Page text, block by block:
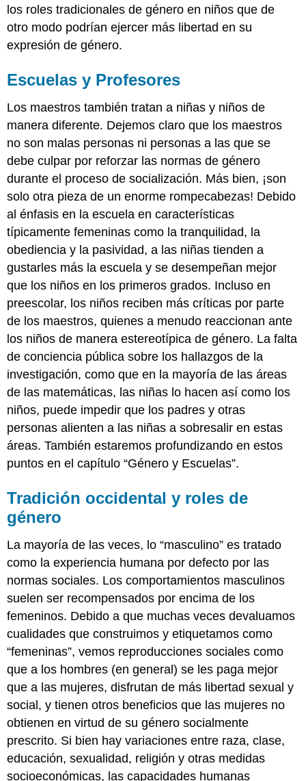
los roles tradicionales de género en niños que de
otro modo podrían ejercer más libertad en su
expresión de género.
Escuelas y Profesores
Los maestros también tratan a niñas y niños de
manera diferente. Dejemos claro que los maestros
no son malas personas ni personas a las que se
debe culpar por reforzar las normas de género
durante el proceso de socialización. Más bien, ¡son
solo otra pieza de un enorme rompecabezas! Debido
al énfasis en la escuela en características
típicamente femeninas como la tranquilidad, la
obediencia y la pasividad, a las niñas tienden a
gustarles más la escuela y se desempeñan mejor
que los niños en los primeros grados. Incluso en
preescolar, los niños reciben más críticas por parte
de los maestros, quienes a menudo reaccionan ante
los niños de manera estereotípica de género. La falta
de conciencia pública sobre los hallazgos de la
investigación, como que en la mayoría de las áreas
de las matemáticas, las niñas lo hacen así como los
niños, puede impedir que los padres y otras
personas alienten a las niñas a sobresalir en estas
áreas. También estaremos profundizando en estos
puntos en el capítulo “Género y Escuelas”.
Tradición occidental y roles de
género
La mayoría de las veces, lo “masculino” es tratado
como la experiencia humana por defecto por las
normas sociales. Los comportamientos masculinos
suelen ser recompensados por encima de los
femeninos. Debido a que muchas veces devaluamos
cualidades que construimos y etiquetamos como
“femeninas”, vemos reproducciones sociales como
que a los hombres (en general) se les paga mejor
que a las mujeres, disfrutan de más libertad sexual y
social, y tienen otros beneficios que las mujeres no
obtienen en virtud de su género socialmente
prescrito. Si bien hay variaciones entre raza, clase,
educación, sexualidad, religión y otras medidas
socioeconómicas, las capacidades humanas